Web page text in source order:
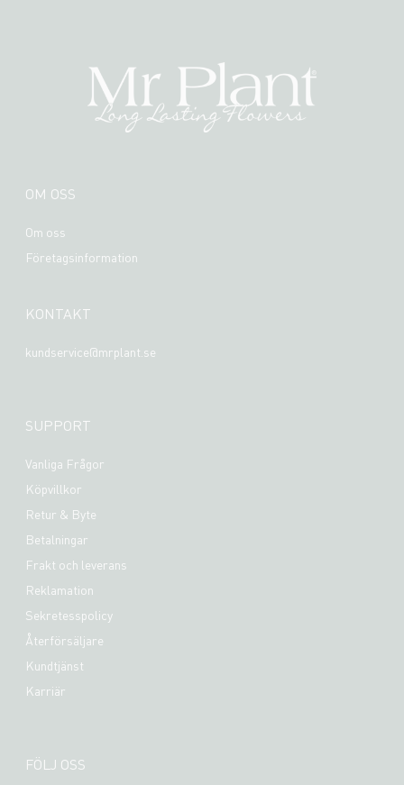
OM OSS
Om oss
Företagsinformation
KONTAKT
kundservice@mrplant.se
SUPPORT
Vanliga Frågor
Köpvillkor
Retur & Byte
Betalningar
Frakt och leverans
Reklamation
Sekretesspolicy
Återförsäljare
Kundtjänst
Karriär
FÖLJ OSS